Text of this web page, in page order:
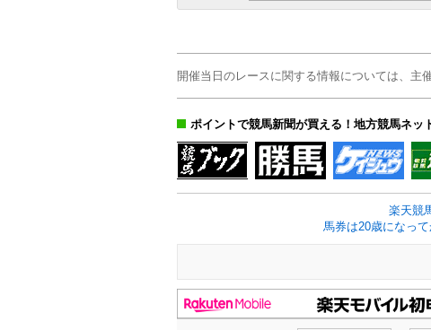
開催当日のレースに関する情報については、主
ポイントで競馬新聞が買える！地方競馬ネッ
楽天競
馬券は20歳になっ